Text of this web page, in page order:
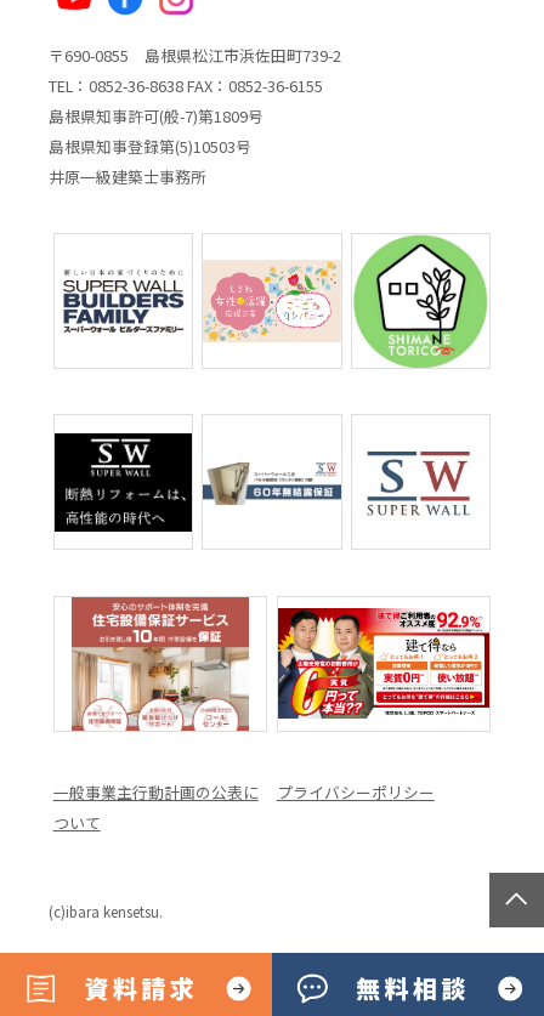
〒690-0855 島根県松江市浜佐田町739-2
TEL：0852-36-8638 FAX：0852-36-6155
島根県知事許可(般-7)第1809号
島根県知事登録第(5)10503号
井原一級建築士事務所
一般事業主行動計画の公表に
ついて
プライバシーポリシー
(c)ibara kensetsu.